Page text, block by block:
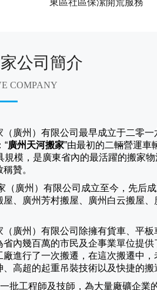
公司簡介
COMPANY
廣州）有限公司最早成立于二零
“廣州天河搬家”由最初的二輛營運車
規模，是廣東省內的最活躍的搬家
贊。
（ 廣州 ）有限公司成立至今，先后
屋、廣州芳村搬屋、廣州白云搬屋
廣州 ）有限公司除擁有貨車、平
內幾百萬的市民及企事業單位提
進行了一次搬遷，在這次搬遷中
高超的起重吊裝技術以及快捷的搬
工程師及技師，為大量廠礦企業